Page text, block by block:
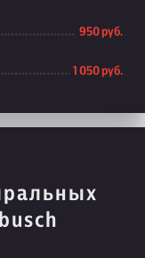
950 руб.
1 050 руб.